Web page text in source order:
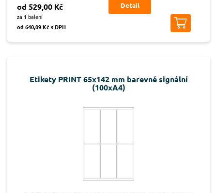
od 529,00 Kč
za 1 balení
od 640,09 Kč s DPH
Detail
Etikety PRINT 65x142 mm barevné signální
(100xA4)